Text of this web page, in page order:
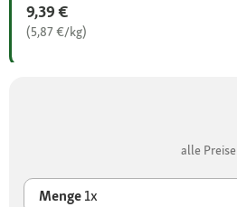
9,39 €
(5,87 €/kg)
alle
Menge1x